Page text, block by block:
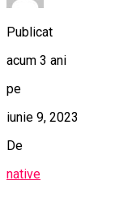
Publicat
acum 3 ani
pe
iunie 9, 2023
De
native